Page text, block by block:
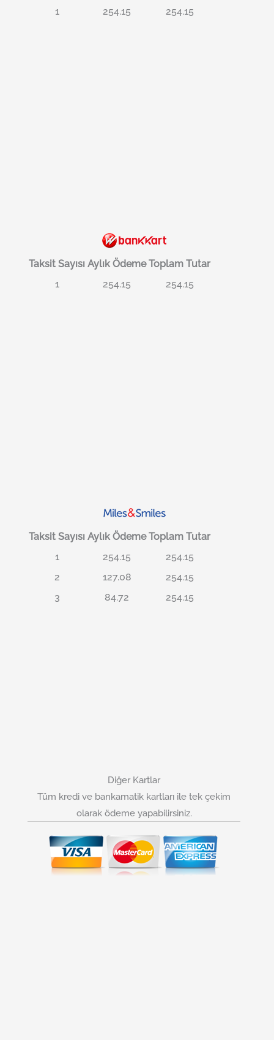
1 254.15 254.15
Taksit Sayısı Aylık Ödeme Toplam Tutar
1
254.15 254.15
Taksit Sayısı Aylık Ödeme Toplam Tutar
1
254.15
254.15
2
127.08
254.15
3
84.72 254.15
Diğer Kartlar
Tüm kredi ve bankamatik kartları ile tek çekim
olarak ödeme yapabilirsiniz.